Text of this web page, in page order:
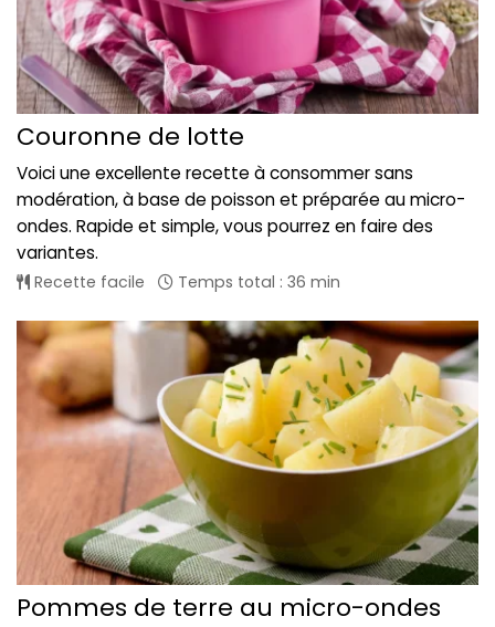
Couronne de lotte
Voici une excellente recette à consommer sans
modération, à base de poisson et préparée au micro-
ondes. Rapide et simple, vous pourrez en faire des
variantes.
Recette facile Temps total : 36 min
Pommes de terre au micro-ondes